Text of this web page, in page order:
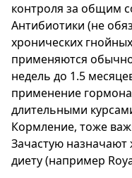
контроля за общим
Антибиотики (не
хронических
применяются
недель до 1.5
применение
длительными
Кормление, тоже
Зачастую назначают
диету (например